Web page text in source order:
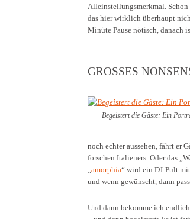
Alleinstellungsmerkmal.
das hier wirklich überhaupt
Minüte Pause nötisch, danach
GROSSES
Begeistert die Gäste: Ein
noch echter aussehen, fährt er
forschen Italieners. Oder das
amorphia“ wird ein DJ-Pult
und wenn gewünscht, dann
Und dann bekomme ich